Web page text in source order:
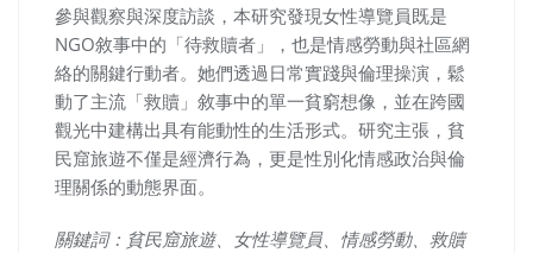
參與觀察與深度訪談，本研究發現女性導覽員既是
NGO敘事中的「待救贖者」，也是情感勞動與社區網
絡的關鍵行動者。她們透過日常實踐與倫理操演，鬆
動了主流「救贖」敘事中的單一貧窮想像，並在跨國
觀光中建構出具有能動性的生活形式。研究主張，貧
民窟旅遊不僅是經濟行為，更是性別化情感政治與倫
理關係的動態界面。
關鍵詞：貧民窟旅遊、女性導覽員、情感勞動、救贖